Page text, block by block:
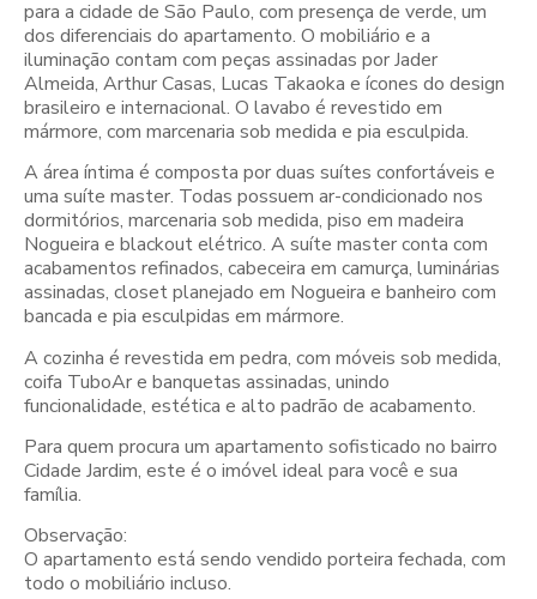
para a cidade de São Paulo, com presença de verde, um
dos diferenciais do apartamento. O mobiliário e a
iluminação contam com peças assinadas por Jader
Almeida, Arthur Casas, Lucas Takaoka e ícones do design
brasileiro e internacional. O lavabo é revestido em
mármore, com marcenaria sob medida e pia esculpida.
A área íntima é composta por duas suítes confortáveis e
uma suíte master. Todas possuem ar-condicionado nos
dormitórios, marcenaria sob medida, piso em madeira
Nogueira e blackout elétrico. A suíte master conta com
acabamentos refinados, cabeceira em camurça, luminárias
assinadas, closet planejado em Nogueira e banheiro com
bancada e pia esculpidas em mármore.
A cozinha é revestida em pedra, com móveis sob medida,
coifa TuboAr e banquetas assinadas, unindo
funcionalidade, estética e alto padrão de acabamento.
Para quem procura um apartamento sofisticado no bairro
Cidade Jardim, este é o imóvel ideal para você e sua
família.
Observação:
O apartamento está sendo vendido porteira fechada, com
todo o mobiliário incluso.